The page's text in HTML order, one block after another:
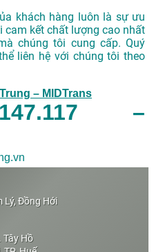
khách hàng luôn là sự ưu
cam kết chất lượng cao nhất
chúng tôi cung cấp. Quý
liên hệ với chúng tôi theo
– MIDTrans
–
Lý, Đồng Hới
Tây Hồ